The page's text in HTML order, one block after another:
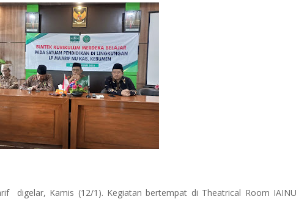
digelar, Kamis (12/1). Kegiatan bertempat di Theatrical Room IAINU